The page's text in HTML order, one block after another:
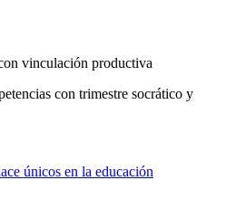
vinculación productiva
con trimestre socrático y
únicos en la educación